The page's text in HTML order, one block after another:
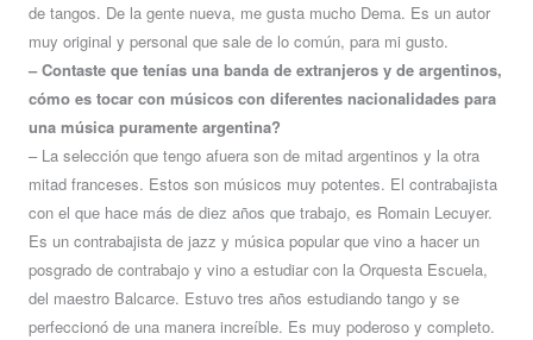
de tangos. De la gente nueva, me gusta mucho Dema. Es un autor
muy original y personal que sale de lo común, para mi gusto.
– Contaste que tenías una banda de extranjeros y de argentinos,
cómo es tocar con músicos con diferentes nacionalidades para
una música puramente argentina?
– La selección que tengo afuera son de mitad argentinos y la otra
mitad franceses. Estos son músicos muy potentes. El contrabajista
con el que hace más de diez años que trabajo, es Romain Lecuyer.
Es un contrabajista de jazz y música popular que vino a hacer un
posgrado de contrabajo y vino a estudiar con la Orquesta Escuela,
del maestro Balcarce. Estuvo tres años estudiando tango y se
perfeccionó de una manera increíble. Es muy poderoso y completo.